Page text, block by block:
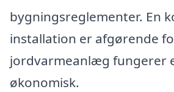
bygningsreglementer. En
installation er afgørende
jordvarmeanlæg fungerer
økonomisk.